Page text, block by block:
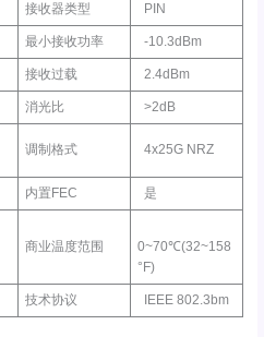
接收器类型 PIN
最小接收功率 -10.3dBm
接收过载 2.4dBm
消光比 >2dB
调制格式 4x25G NRZ
内置FEC 是
商业温度范围
0~70℃(32~158
°F)
技术协议 IEEE 802.3bm